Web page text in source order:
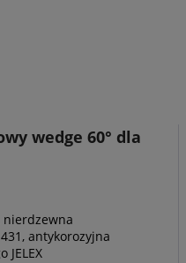
wedge 60° dla
nierdzewna
antykorozyjna
JELEX